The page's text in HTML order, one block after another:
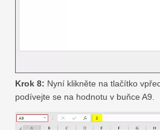
Krok 8: Nyní klikněte na tlačítko
podívejte se na hodnotu v buňce A9.